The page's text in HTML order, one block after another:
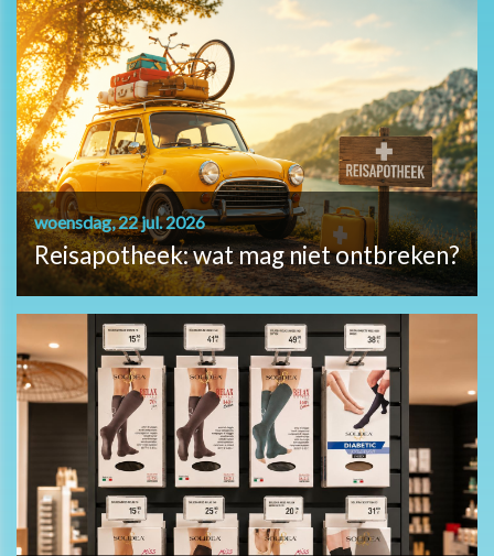
woensdag, 22 jul. 2026
Reisapotheek: wat mag niet ontbreken?